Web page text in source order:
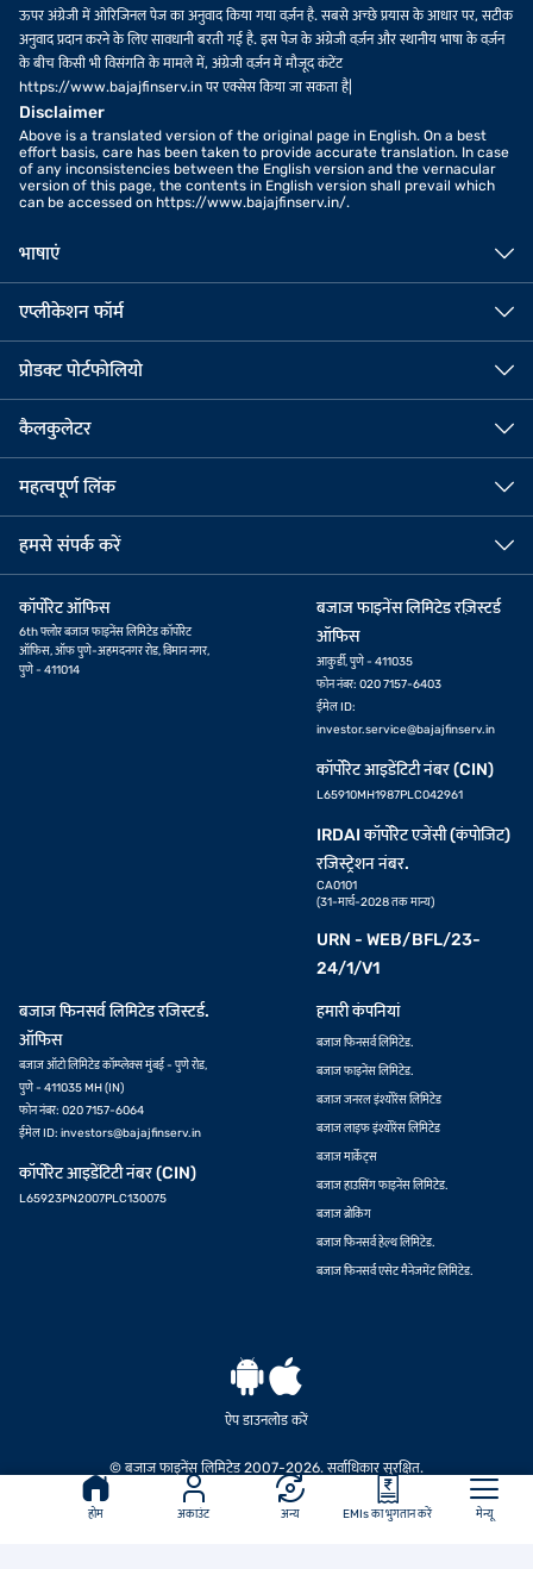
होम अकाउंट अन्य EMIs का भुगतान करें मेन्यू
ऊपर अंग्रेजी में ओरिजिनल पेज का अनुवाद किया गया वर्ज़न है. सबसे अच्छे प्रयास के आधार पर, सटीक
अनुवाद प्रदान करने के लिए सावधानी बरती गई है. इस पेज के अंग्रेजी वर्ज़न और स्थानीय भाषा के वर्ज़न
के बीच किसी भी विसंगति के मामले में, अंग्रेजी वर्ज़न में मौजूद कंटेंट
https://www.bajajfinserv.in पर एक्सेस किया जा सकता है|
Disclaimer
Above is a translated version of the original page in English. On a best
effort basis, care has been taken to provide accurate translation. In case
of any inconsistencies between the English version and the vernacular
version of this page, the contents in English version shall prevail which
can be accessed on https://www.bajajfinserv.in/.
भाषाएं
एप्लीकेशन फॉर्म
प्रोडक्ट पोर्टफोलियो
कैलकुलेटर
महत्वपूर्ण लिंक
हमसे संपर्क करें
कॉर्पोरेट ऑफिस
6th फ्लोर बजाज फाइनेंस लिमिटेड कॉर्पोरेट
ऑफिस, ऑफ पुणे-अहमदनगर रोड, विमान नगर,
पुणे - 411014
बजाज फाइनेंस लिमिटेड रज़िस्टर्ड
ऑफिस
आकुर्डी, पुणे - 411035
फोन नंबर: 020 7157-6403
ईमेल ID:
investor.service@bajajfinserv.in
कॉर्पोरेट आइडेंटिटी नंबर (CIN)
L65910MH1987PLC042961
IRDAI कॉर्पोरेट एजेंसी (कंपोजिट)
रजिस्ट्रेशन नंबर.
CA0101
(31-मार्च-2028 तक मान्य)
URN - WEB/BFL/23-
24/1/V1
बजाज फिनसर्व लिमिटेड रजिस्टर्ड.
ऑफिस
बजाज ऑटो लिमिटेड कॉम्प्लेक्स मुंबई - पुणे रोड,
पुणे - 411035 MH (IN)
फोन नंबर: 020 7157-6064
ईमेल ID: investors@bajajfinserv.in
कॉर्पोरेट आइडेंटिटी नंबर (CIN)
L65923PN2007PLC130075
हमारी कंपनियां
बजाज फिनसर्व लिमिटेड.
बजाज फाइनेंस लिमिटेड.
बजाज जनरल इंश्योरेंस लिमिटेड
बजाज लाइफ इंश्योरेंस लिमिटेड
बजाज मार्केट्स
बजाज हाउसिंग फाइनेंस लिमिटेड.
बजाज ब्रोकिंग
बजाज फिनसर्व हेल्थ लिमिटेड.
बजाज फिनसर्व एसेट मैनेजमेंट लिमिटेड.
ऐप डाउनलोड करें
© बजाज फाइनेंस लिमिटेड 2007-2026. सर्वाधिकार सुरक्षित.